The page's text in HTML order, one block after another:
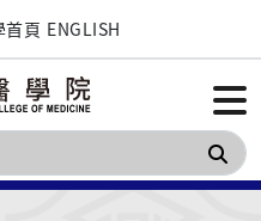
首頁 ENGLISH
搜